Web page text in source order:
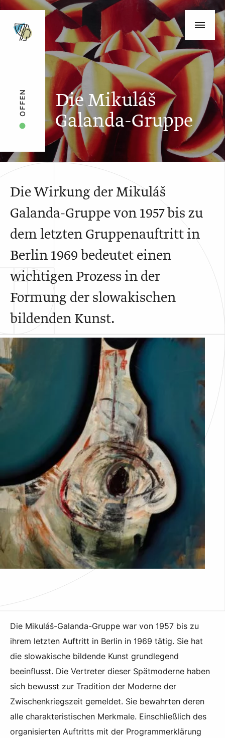
Die Mikuláš
Galanda-Gruppe
OFFEN
Die Wirkung der Mikuláš
Galanda-Gruppe von 1957 bis zu
dem letzten Gruppenauftritt in
Berlin 1969 bedeutet einen
wichtigen Prozess in der
Formung der slowakischen
bildenden Kunst.
Die Mikuláš-Galanda-Gruppe war von 1957 bis zu
ihrem letzten Auftritt in Berlin in 1969 tätig. Sie hat
die slowakische bildende Kunst grundlegend
beeinflusst. Die Vertreter dieser Spätmoderne haben
sich bewusst zur Tradition der Moderne der
Zwischenkriegszeit gemeldet. Sie bewahrten deren
alle charakteristischen Merkmale. Einschließlich des
organisierten Auftritts mit der Programmerklärung